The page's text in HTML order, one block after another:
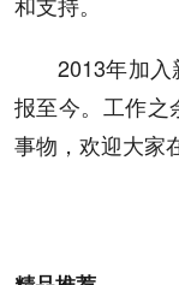
2013年加
报至今。工作之
事物，欢迎大家